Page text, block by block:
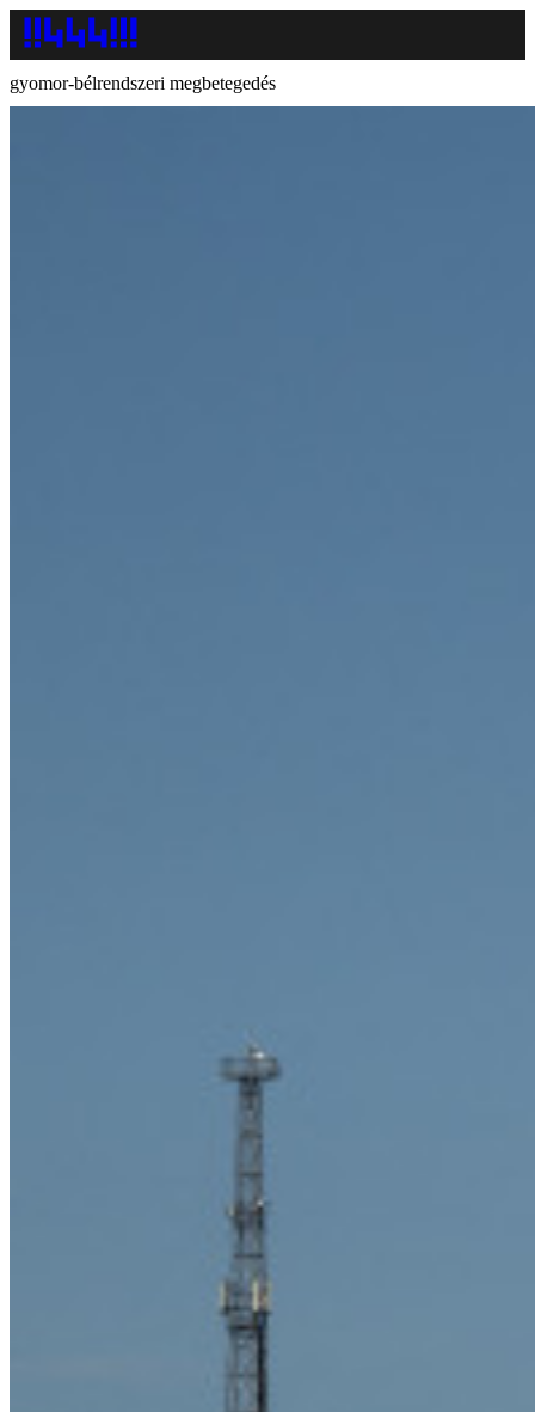
gyomor-bélrendszeri megbetegedés